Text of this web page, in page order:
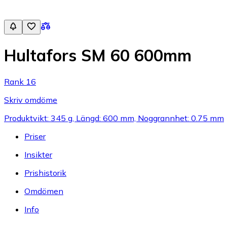
Hultafors SM 60 600mm
Rank 16
Skriv omdöme
Produktvikt: 345 g, Längd: 600 mm, Noggrannhet: 0.75 mm
Priser
Insikter
Prishistorik
Omdömen
Info